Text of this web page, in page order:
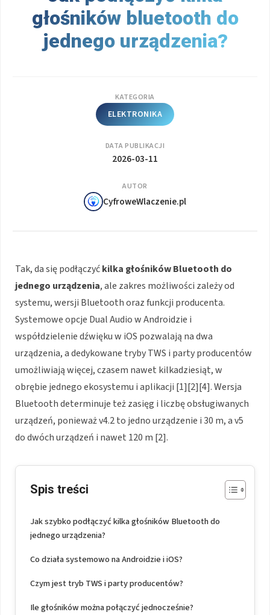
głośników bluetooth do
jednego urządzenia?
KATEGORIA
ELEKTRONIKA
DATA PUBLIKACJI
2026-03-11
AUTOR
CyfroweWlaczenie.pl
Tak, da się podłączyćkilka głośników Bluetooth do
jednego urządzenia, ale zakres możliwości zależy od
systemu, wersji Bluetooth oraz funkcji producenta.
Systemowe opcje Dual Audio w Androidzie i
współdzielenie dźwięku w iOS pozwalają na dwa
urządzenia, a dedykowane tryby TWS i party producentów
umożliwiają więcej, czasem nawet kilkadziesiąt, w
obrębie jednego ekosystemu i aplikacji [1][2][4]. Wersja
Bluetooth determinuje też zasięg i liczbę obsługiwanych
urządzeń, ponieważ v4.2 to jedno urządzenie i 30 m, a v5
do dwóch urządzeń i nawet 120 m [2].
Spis treści
Jak szybko podłączyć kilka głośników Bluetooth do
jednego urządzenia?
Co działa systemowo na Androidzie i iOS?
Czym jest tryb TWS i party producentów?
Ile głośników można połączyć jednocześnie?